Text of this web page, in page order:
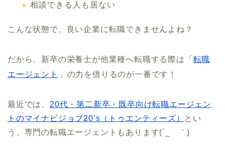
相談できる人も居ない
こんな状態で、良い企業に転職できませんよね？
だから、新卒の栄養士が他業種へ転職する際は「 転職
エージェント
」の力を借りるのが一番です！
最近では、 20代・第二新卒・既卒向け転職エージェン
トのマイナビジョブ20’s（トゥエンティーズ） とい
う、専門の転職エージェントもあります(´_ゝ｀)